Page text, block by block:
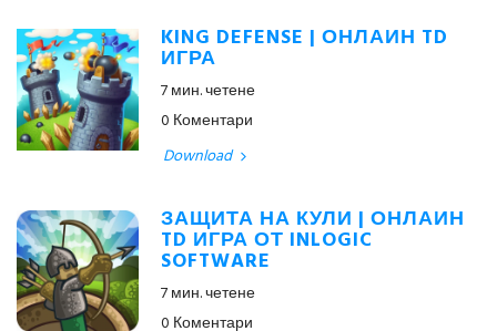
KING DEFENSE | ОНЛАЙН TD
ИГРА
7 мин. четене
0 Коментари
Download
ЗАЩИТА НА КУЛИ | ОНЛАЙН
TD ИГРА ОТ INLOGIC
SOFTWARE
7 мин. четене
0 Коментари